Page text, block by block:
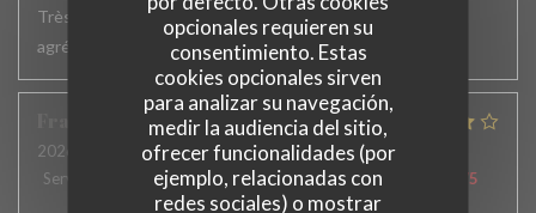
opcionales requieren su
consentimiento. Estas
cookies opcionales sirven
para analizar su navegación,
medir la audiencia del sitio,
ofrecer funcionalidades (por
ejemplo, relacionadas con
redes sociales) o mostrar
Très bons plats. Service accueillant et efficace. Terrasse
agréable
2026-06-23
- 12:45 - Invitados 8
Servicio
Ambiente :4 /5 Menú:4/5 Calidad / Precio /5